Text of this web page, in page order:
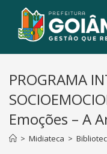
PROGRAMA
Emoções – A
> Midiateca >